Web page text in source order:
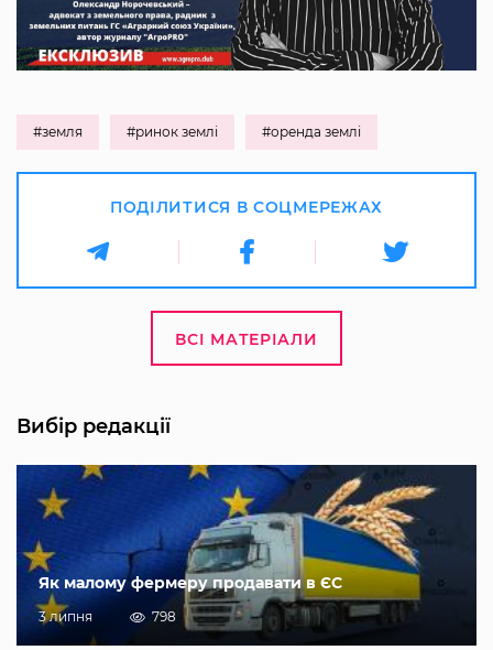
#земля #ринок землі #оренда землі
ПОДІЛИТИСЯ В СОЦМЕРЕЖАХ
ВСІ МАТЕРІАЛИ
Вибір редакції
Як малому фермеру продавати в ЄС
3 липня 798